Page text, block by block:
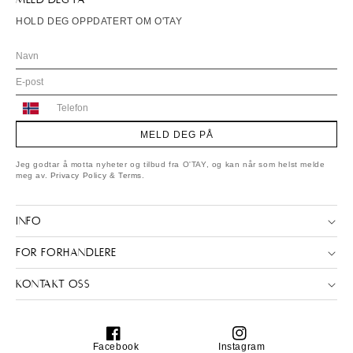
HOLD DEG OPPDATERT OM O'TAY
Norway
MELD DEG PÅ
Jeg godtar å motta nyheter og tilbud fra O'TAY, og kan når som helst melde
meg av. Privacy Policy &Terms
INFO
FOR FORHANDLERE
KONTAKT OSS
Facebook
Facebook
Instagram
Instagram